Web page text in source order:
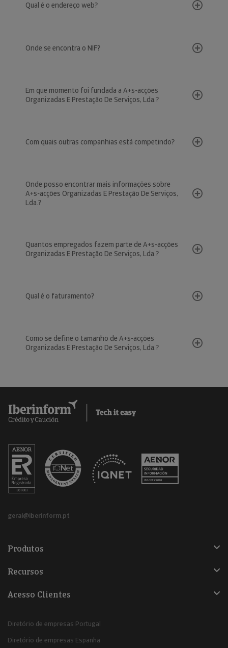
Qual é o endereço web?
Onde se encontra o NIF?
Em que momento foi fundada a A+s-acções
Organizadas E Prestação De Serviços, Lda.?
Com quais outras companhias está competindo?
Onde posso encontrar mais informações sobre
A+s-acções Organizadas E Prestação De Serviços,
Lda.?
Quantos empregados fazem parte de A+s-acções
Organizadas E Prestação De Serviços, Lda.?
Qual é o faturamento?
Como se define o tamanho de A+s-acções
Organizadas E Prestação De Serviços, Lda.?
geral@iberinform.pt
Produtos
Recursos
Acesso Clientes
Diretório de empresas Portugal
Diretório de empresas Espanha